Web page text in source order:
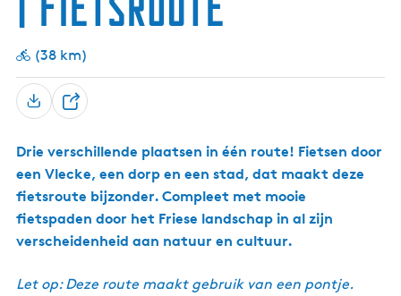
u
d
r
o
e
S
o
n
S
l
t
a
e
n
a
n
N
i
a
(38 km)
D
e
l
Drie verschillende plaatsen in één route! Fietsen door
een Vlecke, een dorp en een stad, dat maakt deze
fietsroute bijzonder. Compleet met mooie
fietspaden door het Friese landschap in al zijn
verscheidenheid aan natuur en cultuur.
Let op: Deze route maakt gebruik van een pontje.